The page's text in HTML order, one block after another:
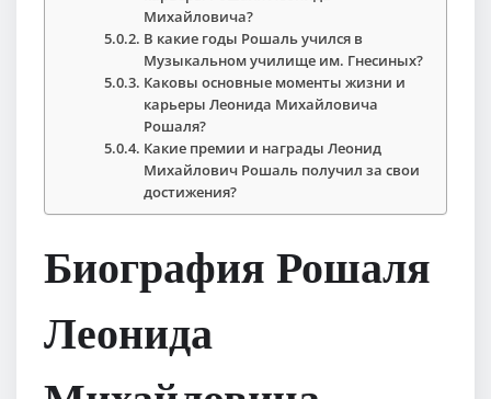
Михайловича?
В какие годы Рошаль учился в
Музыкальном училище им. Гнесиных?
Каковы основные моменты жизни и
карьеры Леонида Михайловича
Рошаля?
Какие премии и награды Леонид
Михайлович Рошаль получил за свои
достижения?
Биография Рошаля
Леонида